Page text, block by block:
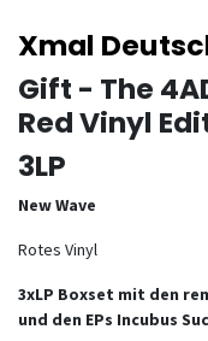
Xmal
Gift - The
Red Vinyl
3LP
New Wave
Rotes Vinyl
3xLP Boxset mit den
und den EPs Incubus